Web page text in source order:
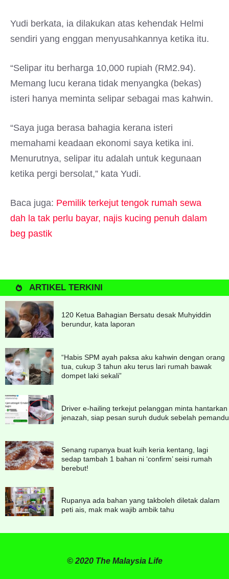
Yudi berkata, ia dilakukan atas kehendak Helmi
sendiri yang enggan menyusahkannya ketika itu.
“Selipar itu berharga 10,000 rupiah (RM2.94).
Memang lucu kerana tidak menyangka (bekas)
isteri hanya meminta selipar sebagai mas kahwin.
“Saya juga berasa bahagia kerana isteri
memahami keadaan ekonomi saya ketika ini.
Menurutnya, selipar itu adalah untuk kegunaan
ketika pergi bersolat,” kata Yudi.
Baca juga: Pemilik terkejut tengok rumah sewa
dah la tak perlu bayar, najis kucing penuh dalam
beg pastik
ARTIKEL TERKINI
120 Ketua Bahagian Bersatu desak Muhyiddin
berundur, kata laporan
“Habis SPM ayah paksa aku kahwin dengan orang
tua, cukup 3 tahun aku terus lari rumah bawak
dompet laki sekali”
Driver e-hailing terkejut pelanggan minta hantarkan
jenazah, siap pesan suruh duduk sebelah pemandu
Senang rupanya buat kuih keria kentang, lagi
sedap tambah 1 bahan ni ‘confirm’ seisi rumah
berebut!
Rupanya ada bahan yang takboleh diletak dalam
peti ais, mak mak wajib ambik tahu
© 2020 The Malaysia Life